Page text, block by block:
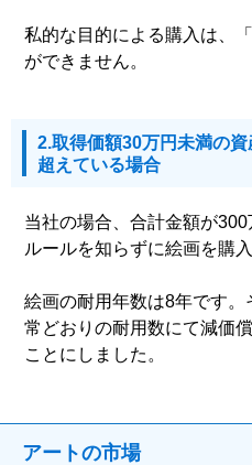
私的な目的による購入は、
ができません。
2.取得価額30万円未満の
超えている場合
当社の場合、合計金額が300
ルールを知らずに絵画を購
絵画の耐用年数は8年です
常どおりの耐用数にて減価
ことにしました。
アートの市場